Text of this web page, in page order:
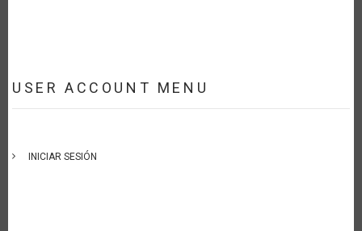
USER ACCOUNT MENU
INICIAR SESIÓN